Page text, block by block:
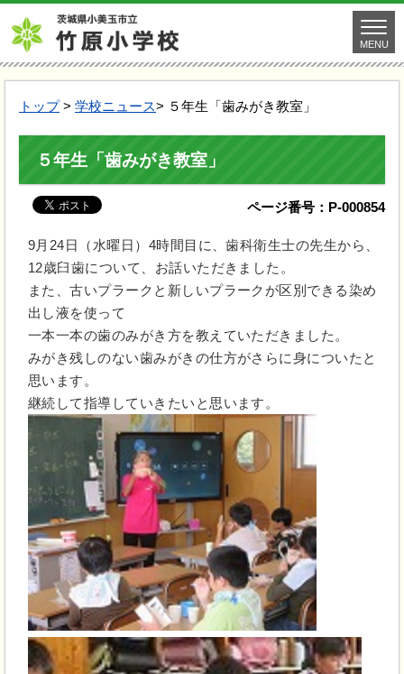
MENU
トップ> 学校ニュース> ５年生「歯みがき教室」
５年生「歯みがき教室」
ページ番号：P-000854
9月24日（水曜日）4時間目に、歯科衛生士の先生から、
12歳臼歯について、お話いただきました。
また、古いプラークと新しいプラークが区別できる染め
出し液を使って
一本一本の歯のみがき方を教えていただきました。
みがき残しのない歯みがきの仕方がさらに身についたと
思います。
継続して指導していきたいと思います。